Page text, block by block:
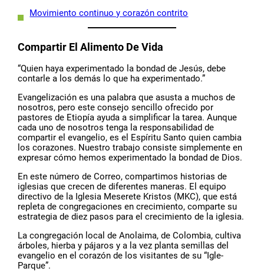
Movimiento continuo y corazón contrito
Compartir El Alimento De Vida
“Quien haya experimentado la bondad de Jesús, debe
contarle a los demás lo que ha experimentado.”
Evangelización es una palabra que asusta a muchos de
nosotros, pero este consejo sencillo ofrecido por
pastores de Etiopía ayuda a simplificar la tarea. Aunque
cada uno de nosotros tenga la responsabilidad de
compartir el evangelio, es el Espíritu Santo quien cambia
los corazones. Nuestro trabajo consiste simplemente en
expresar cómo hemos experimentado la bondad de Dios.
En este número de Correo, compartimos historias de
iglesias que crecen de diferentes maneras. El equipo
directivo de la Iglesia Meserete Kristos (MKC), que está
repleta de congregaciones en crecimiento, comparte su
estrategia de diez pasos para el crecimiento de la iglesia.
La congregación local de Anolaima, de Colombia, cultiva
árboles, hierba y pájaros y a la vez planta semillas del
evangelio en el corazón de los visitantes de su “Igle-
Parque”.